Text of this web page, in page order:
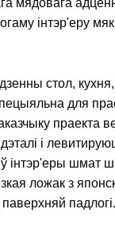
мядовага
інтэр'еру
стол,
для
праекта
і
інтэр'еры шмат
ложак з
падлогі.